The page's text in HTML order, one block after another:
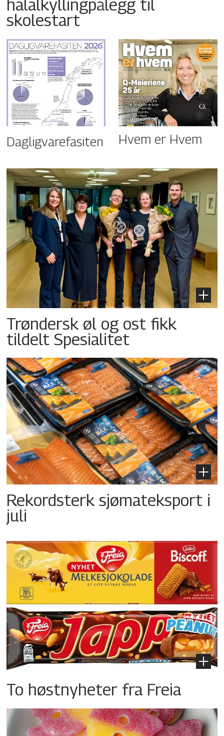
halalkyllingpålegg til
skolestart
Dagligvarefasiten Hvem er Hvem
Trøndersk øl og ost fikk
tildelt Spesialitet
Rekordsterk sjømateksport i
juli
To høstnyheter fra Freia